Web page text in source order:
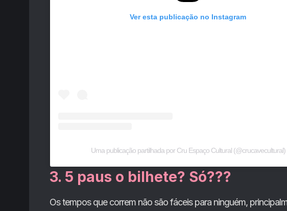
Ver esta publicação no Instagram
Uma publicação partilhada por Cru Espaço Cultural (@crucavecultural)
3. 5 paus o bilhete? Só???
Os tempos que correm não são fáceis para ninguém,